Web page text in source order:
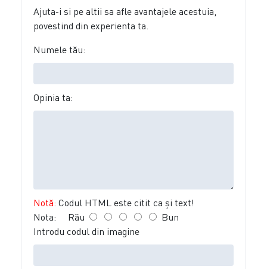
Ajuta-i si pe altii sa afle avantajele acestuia,
povestind din experienta ta.
Numele tău:
Opinia ta:
Notă: Codul HTML este citit ca şi text!
Nota: Rău
Bun
Introdu codul din imagine